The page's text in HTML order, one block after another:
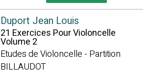
Duport Jean Louis
21 Exercices Pour Violoncelle
Volume 2
Etudes de Violoncelle - Partition
BILLAUDOT